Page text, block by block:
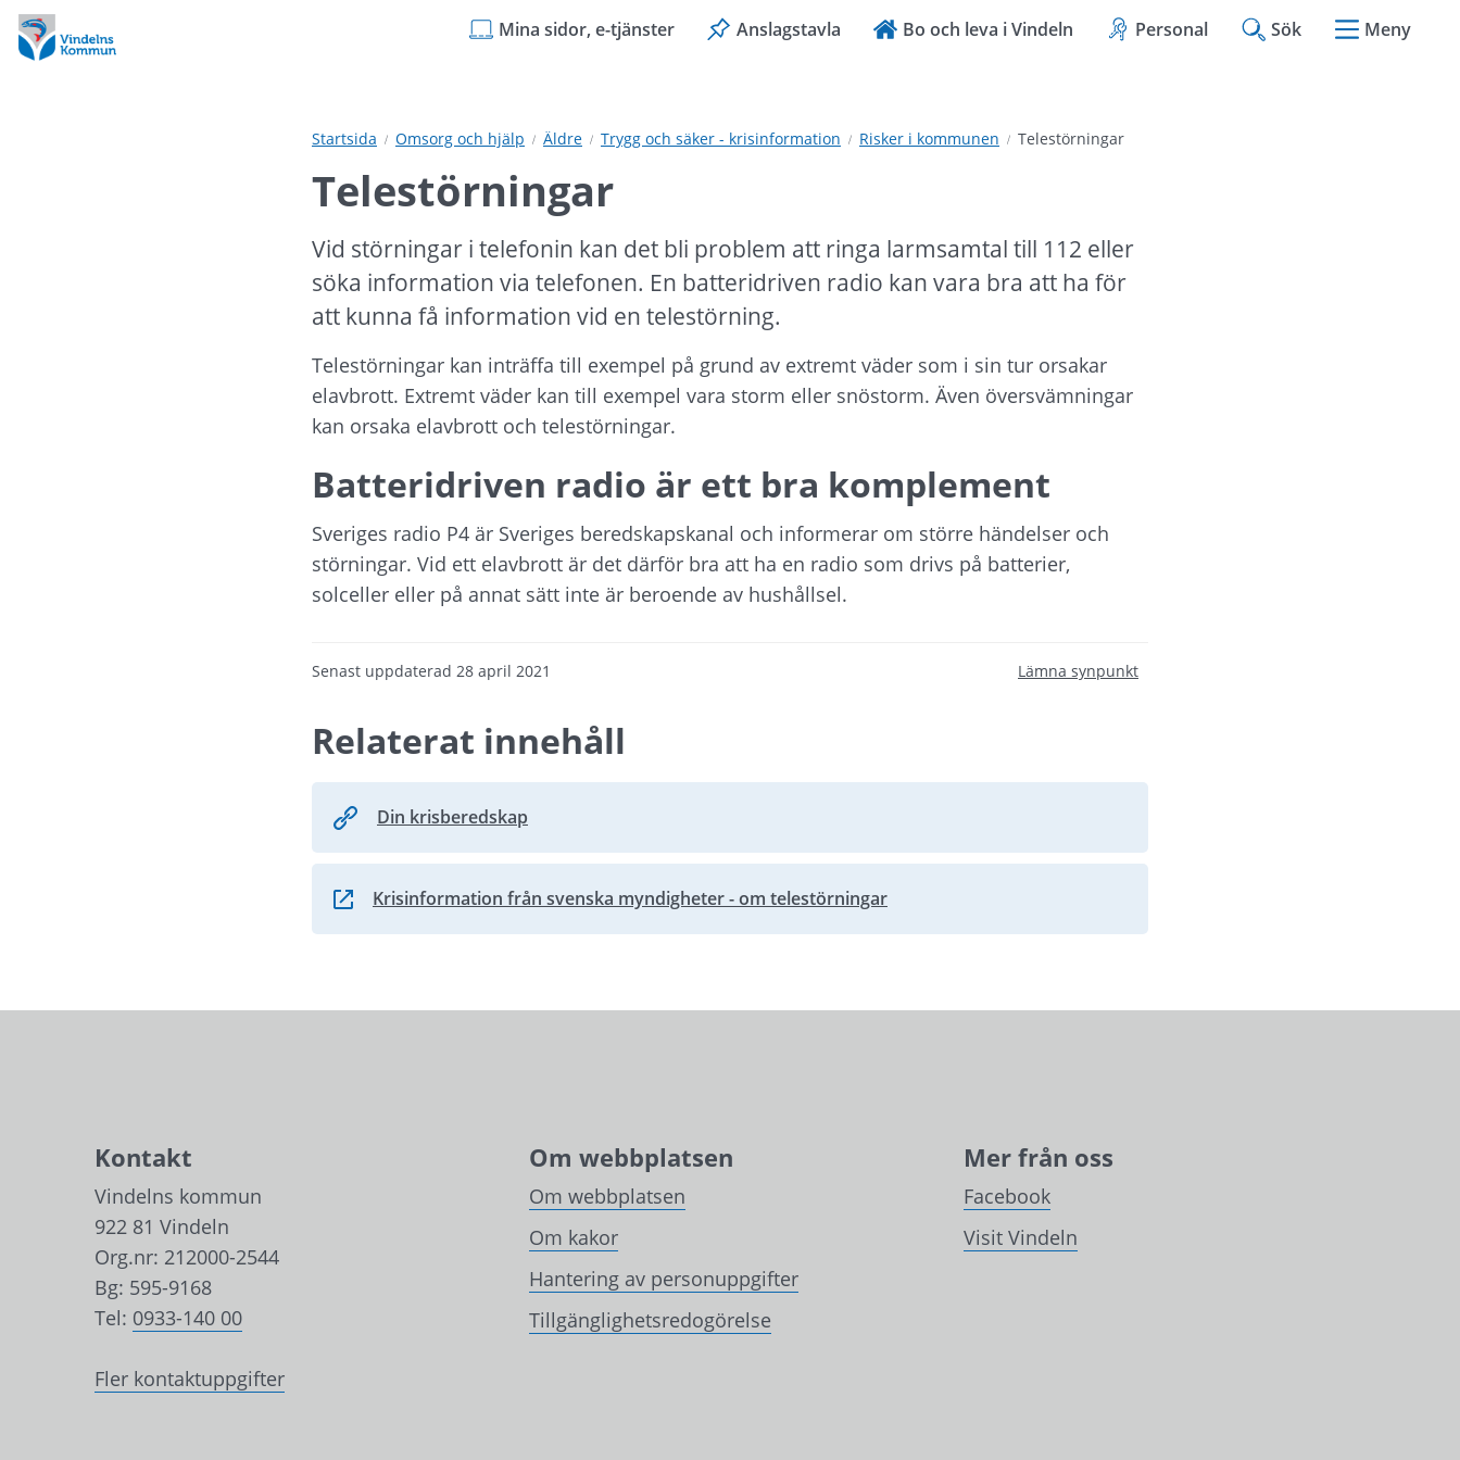
Hoppa
till
innehåll
Hoppa
till
undermeny
Mina sidor, e-tjänster Anslagstavla Bo och leva i Vindeln Personal Sök Meny
Startsida Omsorg och hjälp Äldre Trygg och säker - krisinformation Risker i kommunen Telestörningar
Telestörningar
Vid störningar i telefonin kan det bli problem att ringa larmsamtal till 112 eller
söka information via telefonen. En batteridriven radio kan vara bra att ha för
att kunna få information vid en telestörning.
Telestörningar kan inträffa till exempel på grund av extremt väder som i sin tur orsakar
elavbrott. Extremt väder kan till exempel vara storm eller snöstorm. Även översvämningar
kan orsaka elavbrott och telestörningar.
Batteridriven radio är ett bra komplement
Sveriges radio P4 är Sveriges beredskapskanal och informerar om större händelser och
störningar. Vid ett elavbrott är det därför bra att ha en radio som drivs på batterier,
solceller eller på annat sätt inte är beroende av hushållsel.
Senast uppdaterad 28 april 2021 Lämna synpunkt
Relaterat innehåll
Din krisberedskap
Krisinformation från svenska myndigheter - om telestörningar
Länk till annan webbplats, öppnas i nytt fönster.
Kontakt
Vindelns kommun
922 81 Vindeln
Org.nr: 212000-2544
Bg: 595-9168
Tel: 0933-140 00
Fler kontaktuppgifter
Om webbplatsen
Om webbplatsen
Om kakor
Hantering av personuppgifter
Tillgänglighetsredogörelse
Mer från oss
Facebook
Visit Vindeln